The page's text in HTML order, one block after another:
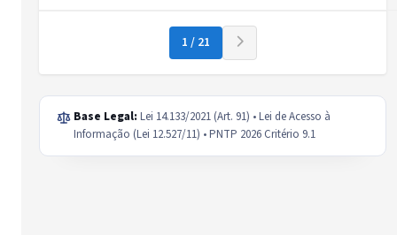
1 / 21
Base Legal: Lei 14.133/2021 (Art. 91) • Lei de Acesso à
Informação (Lei 12.527/11) • PNTP 2026 Critério 9.1